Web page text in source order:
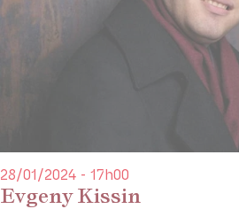
Evgeny Kissin
28/01/2024 - 17h00